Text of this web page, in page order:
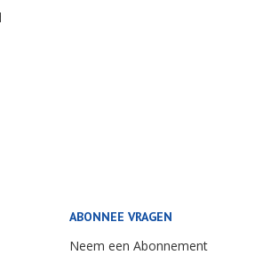
ABONNEE VRAGEN
Neem een Abonnement